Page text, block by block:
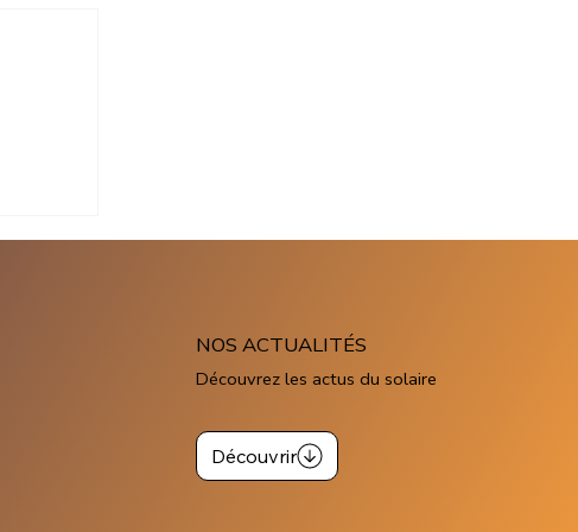
NOS ACTUALITÉS
Découvrez les actus du solaire
Découvrir